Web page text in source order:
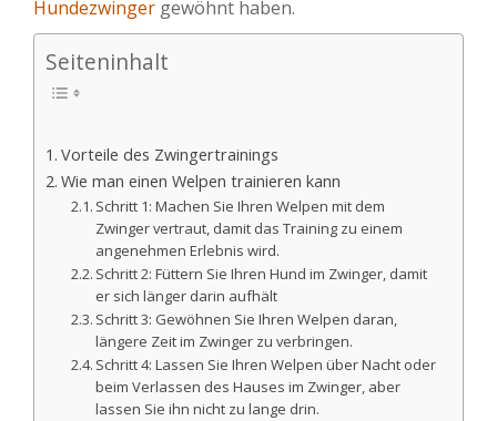
Hundezwinger gewöhnt haben.
Seiteninhalt
Vorteile des Zwingertrainings
Wie man einen Welpen trainieren kann
Schritt 1: Machen Sie Ihren Welpen mit dem
Zwinger vertraut, damit das Training zu einem
angenehmen Erlebnis wird.
Schritt 2: Füttern Sie Ihren Hund im Zwinger, damit
er sich länger darin aufhält
Schritt 3: Gewöhnen Sie Ihren Welpen daran,
längere Zeit im Zwinger zu verbringen.
Schritt 4: Lassen Sie Ihren Welpen über Nacht oder
beim Verlassen des Hauses im Zwinger, aber
lassen Sie ihn nicht zu lange drin.